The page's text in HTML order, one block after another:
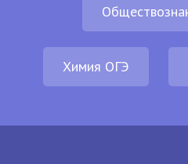
Химия ОГЭ